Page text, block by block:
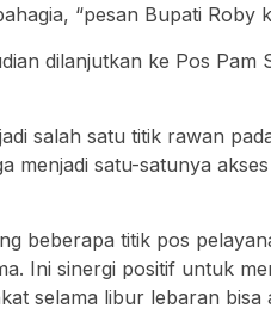
“pesan Bupati Roby
dilanjutkan ke Pos Pam
salah satu titik rawan
menjadi satu-satunya
beberapa titik pos
Ini sinergi positif untuk
selama libur lebaran